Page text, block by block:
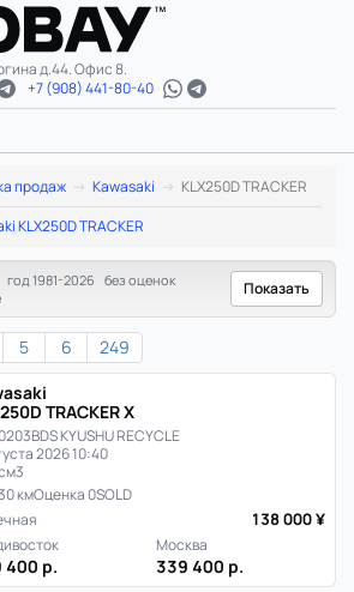
д.44. Офис 8.
+7 (908) 441-80-40
продаж Kawasaki
KLX250D TRACKER
KLX250D TRACKER
год 1981-2026 без оценок
Показать
5 6
249
TRACKER X
BDS KYUSHU RECYCLE
2026 10:40
кмОценка 0SOLD
138 000 ¥
400 р.
Москва
339 400 р.